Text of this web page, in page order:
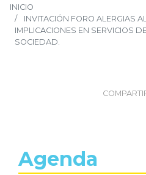
INICIO
INVITACIÓN FORO ALERGIAS
IMPLICACIONES EN SERVICIOS
SOCIEDAD.
Agenda